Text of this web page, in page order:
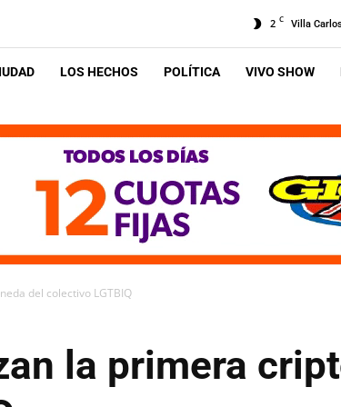
2 C Villa
LOS HECHOS POLÍTICA VIVO SHOW
del colectivo LGTBIQ
la primera